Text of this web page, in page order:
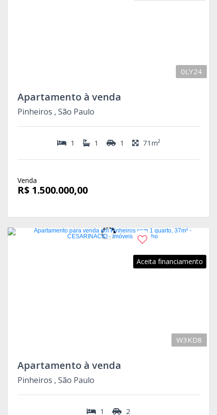
0LY24
Apartamento à venda
Pinheiros , São Paulo
1 1 1 71m²
Venda
R$ 1.500.000,00
Aceita financiamento
W3KD8
Apartamento à venda
Pinheiros , São Paulo
1 2